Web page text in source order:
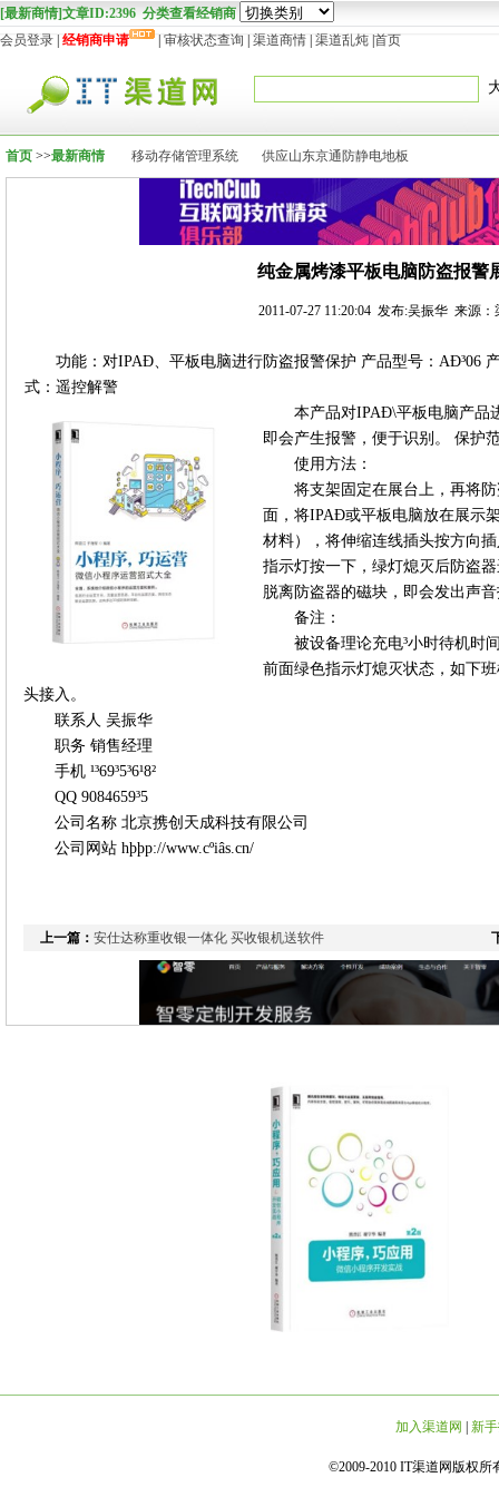
[最新商情]文章ID:2396 分类查看经销商
会员登录 经销商申请 审核状态查询 渠道商情 渠道乱炖 首页
首页 >>最新商情 移动存储管理系统 供应山东京通防静电地板
纯金属烤漆平板电脑防盗报警
2011-07-27 11:20:04 发布:吴振华 来源：
功能：对IPAÐ 、平板电脑进行防盗报警保护 产品型号： AÐ³06
式：遥控解警
本产品对IPAÐ\平板电脑产品
即会产生报警，便于识别。 保护
使用方法：
将支架固定在展台上，再将
面，将IPAÐ或平板电脑放在展示
材料），将伸缩连线插头按方向
指示灯按一下，绿灯熄灭后防盗
脱离防盗器的磁块，即会发出声
备注：
被设备理论充电³小时待机时
前面绿色指示灯熄灭状态，如下
头接入。
联系人 吴振华
职务 销售经理
手机 ¹³69³5³6¹8²
QQ 9084659³5
公司名称 北京携创天成科技有限公司
公司网站 hþþp://www.cºiâs.cn/
上一篇： 安仕达称重收银一体化 买收银机送软件
加入渠道网 新
©2009-2010 IT渠道网版权所